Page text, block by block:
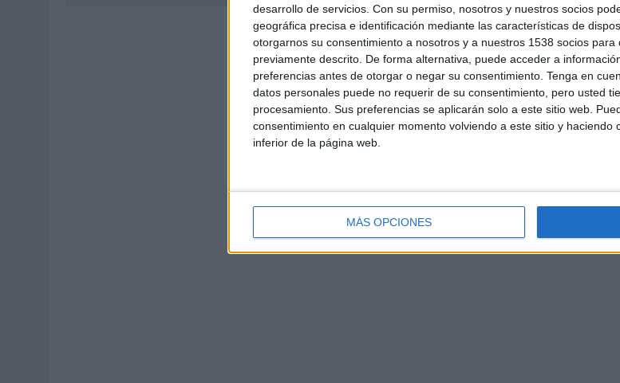
desarrollo de servicios. Con su permiso, nosotros y nuestros socios
geográfica precisa e identificación mediante las características de
otorgarnos su consentimiento a nosotros y a nuestros 1538 socios
previamente descrito. De forma alternativa, puede acceder a
preferencias antes de otorgar o negar su consentimiento. Tenga en
datos personales puede no requerir de su consentimiento, pero usted
procesamiento. Sus preferencias se aplicarán solo a este sitio web.
consentimiento en cualquier momento volviendo a este sitio y haciendo
inferior de la página web.
MÁS OPCIONES